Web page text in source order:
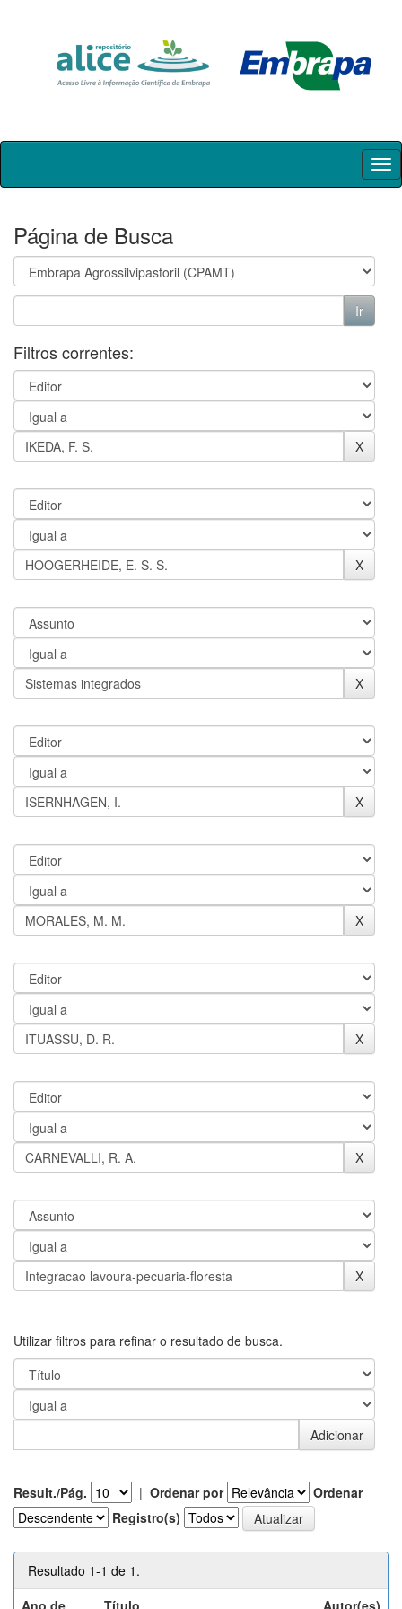
Skip
Página de Busca
Filtros correntes:
Utilizar filtros para refinar o resultado de busca.
Result./Pág. | Ordenar por
Ordenar
Registro(s)
Resultado 1-1 de 1.
Ano de
Título Autor(es)